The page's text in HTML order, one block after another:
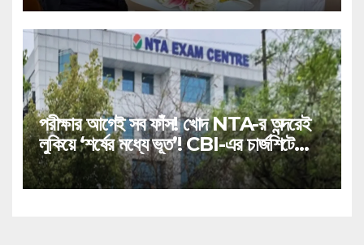
পরীক্ষার আগেই সব ফাঁস! খোদ NTA-র অন্দরেই
লুকিয়ে ‘শর্ষের মধ্যে ভূত’! CBI-এর চার্জশিটে
বিস্ফোরক তথ্য!